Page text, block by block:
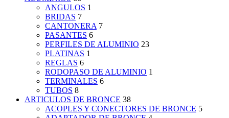
ANGULOS 1
BRIDAS 7
CANTONERA 7
PASANTES 6
PERFILES DE ALUMINIO 23
PLATINAS 1
REGLAS 6
RODOPASO DE ALUMINIO 1
TERMINALES 6
TUBOS 8
ARTICULOS DE BRONCE 38
ACOPLES Y CONECTORES DE BRONCE 5